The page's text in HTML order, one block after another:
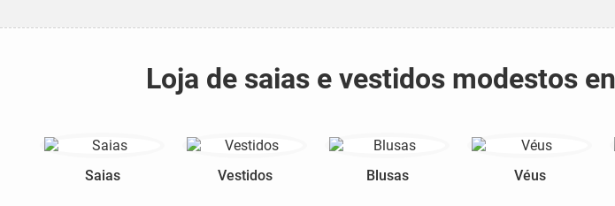
Loja de saias e vestidos modestos
Saias Vestidos Blusas Véus